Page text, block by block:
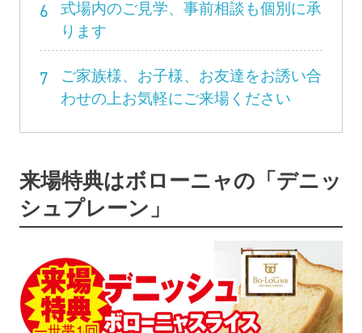
6
式場内のご見学、事前相談も個別に承
ります
7
ご家族様、お子様、お友達をお誘い合
わせの上お気軽にご来場ください
来場特典はボローニャの「デニッ
シュプレーン」